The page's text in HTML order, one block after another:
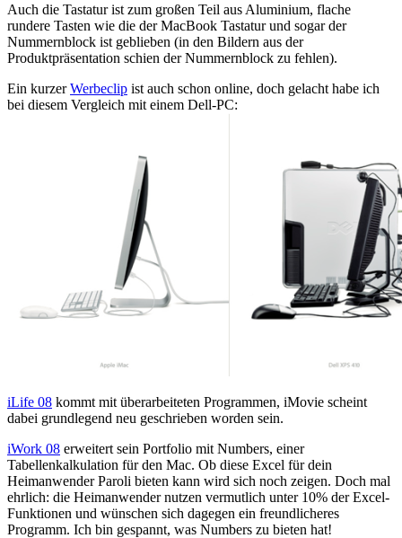
Auch die Tastatur ist zum großen Teil aus Aluminium, flache
rundere Tasten wie die der MacBook Tastatur und sogar der
Nummernblock ist geblieben (in den Bildern aus der
Produktpräsentation schien der Nummernblock zu fehlen).
Ein kurzerWerbeclip ist auch schon online, doch gelacht habe ich
bei diesem Vergleich mit einem Dell-PC:
iLife 08 kommt mit überarbeiteten Programmen, iMovie scheint
dabei grundlegend neu geschrieben worden sein.
iWork 08 erweitert sein Portfolio mit Numbers, einer
Tabellenkalkulation für den Mac. Ob diese Excel für dein
Heimanwender Paroli bieten kann wird sich noch zeigen. Doch mal
ehrlich: die Heimanwender nutzen vermutlich unter 10% der Excel-
Funktionen und wünschen sich dagegen ein freundlicheres
Programm. Ich bin gespannt, was Numbers zu bieten hat!